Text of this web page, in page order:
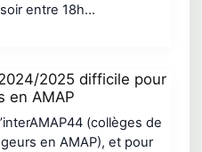
entre 18h…
2025 difficile pour
en AMAP
(collèges de
en AMAP), et pour